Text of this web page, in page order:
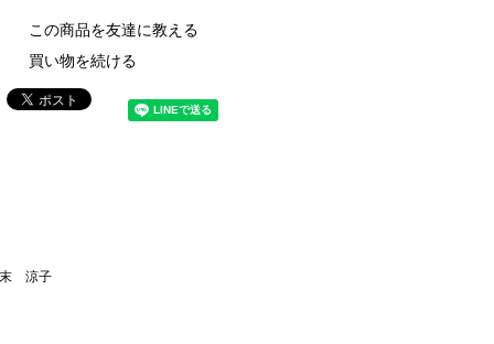
この商品を友達に教える
買い物を続ける
末 涼子